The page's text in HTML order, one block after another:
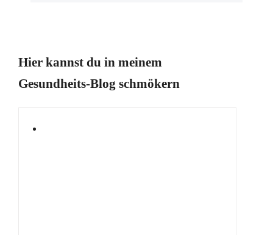
Hier kannst du in meinem
Gesundheits-Blog schmökern